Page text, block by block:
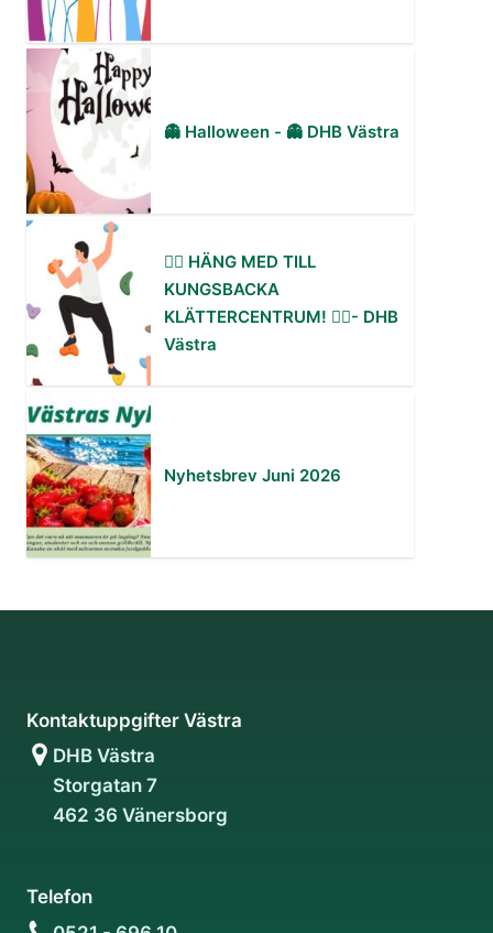
👻 Halloween - 👻 DHB Västra
🧗‍♀️ HÄNG MED TILL
KUNGSBACKA
KLÄTTERCENTRUM! 🧗‍♂️- DHB
Västra
Nyhetsbrev Juni 2026
Kontaktuppgifter Västra
DHB Västra
Storgatan 7
462 36 Vänersborg
Telefon